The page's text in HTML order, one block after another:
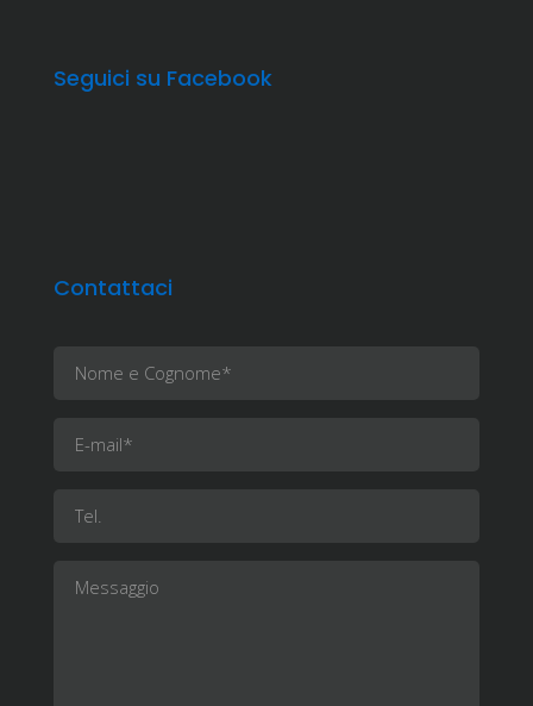
Seguici su Facebook
Contattaci